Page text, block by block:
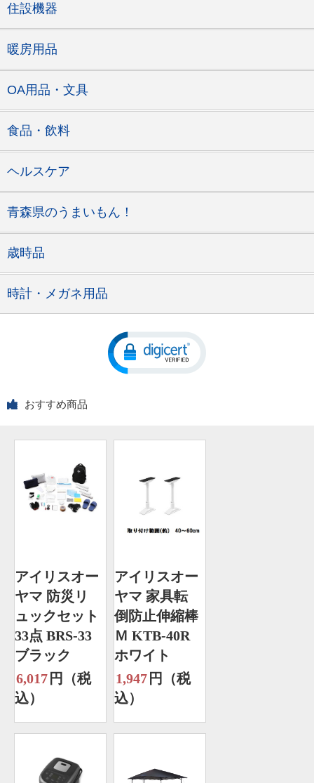
住設機器
暖房用品
OA用品・文具
食品・飲料
ヘルスケア
青森県のうまいもん！
歳時品
時計・メガネ用品
おすすめ商品
アイリスオー
ヤマ 防災リ
ュックセット
33点 BRS-33
ブラック
6,017 円（税
込）
アイリスオー
ヤマ 家具転
倒防止伸縮棒
Ｍ KTB-40R
ホワイト
1,947 円（税
込）